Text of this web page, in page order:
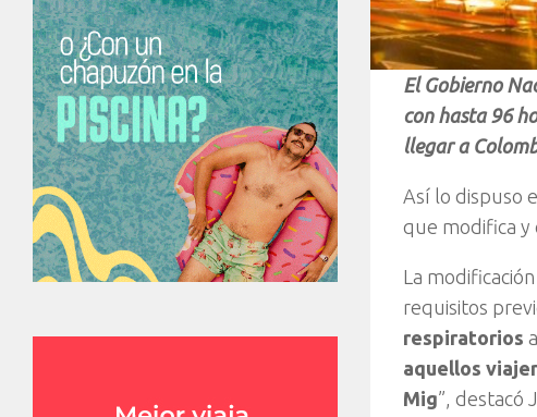
El Gobierno
con hasta 96
llegar a
Así lo dispuso
que modifica y
La
requisitos
respiratorios
aquellos
Mig”, destacó